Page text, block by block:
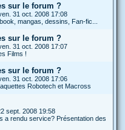
sur le forum ?
31 oct. 2008 17:08
mangas, dessins, Fan-fic...
sur le forum ?
31 oct. 2008 17:07
Films !
sur le forum ?
31 oct. 2008 17:06
Robotech et Macross
sept. 2008 19:58
a rendu service? Présentation des